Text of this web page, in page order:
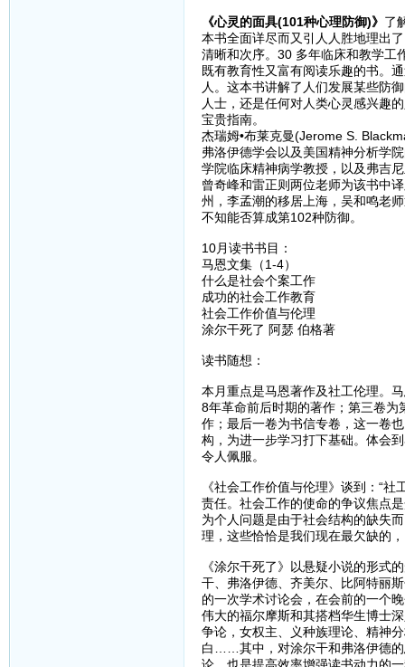
《心灵的面具(101种心理防御)》 了
本书全面详尽而又引人人胜地理
清晰和次序。30 多年临床和教学工
既有教育性又富有阅读乐趣的书。
人。这本书讲解了人们发展某些防
人士，还是任何对人类心灵感兴趣
宝贵指南。
杰瑞姆•布莱克曼(Jerome S.
弗洛伊德学会以及美国精神分析学
学院临床精神病学教授，以及弗吉
曾奇峰和雷正则两位老师为该书中
州，李孟潮的移居上海，吴和鸣老
不知能否算成第102种防御。
10月读书书目：
马恩文集（1-4）
什么是社会个案工作
成功的社会工作教育
社会工作价值与伦理
涂尔干死了 阿瑟 伯格著
读书随想：
本月重点是马恩著作及社工伦理。
8年革命前后时期的著作；第三卷
作；最后一卷为书信专卷，这一卷
构，为进一步学习打下基础。体会
令人佩服。
《社会工作价值与伦理》谈到：“
责任。社会工作的使命的争议焦点
为个人问题是由于社会结构的缺失
理，这些恰恰是我们现在最欠缺的
《涂尔干死了》以悬疑小说的形式
干、弗洛伊德、齐美尔、比阿特丽
的一次学术讨论会，在会前的一个
伟大的福尔摩斯和其搭档华生博士
争论，女权主、义种族理论、精神
白……其中，对涂尔干和弗洛伊德的